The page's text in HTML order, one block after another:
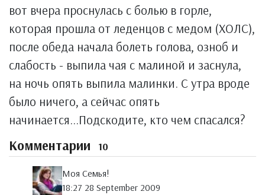
вот вчера проснулась с болью в горле,
которая прошла от леденцов с медом (ХОЛС),
после обеда начала болеть голова, озноб и
слабость - выпила чая с малиной и заснула,
на ночь опять выпила малинки. С утра вроде
было ничего, а сейчас опять
начинается...Подскодите, кто чем спасался?
Комментарии 10
Моя Семья!
18:27 28 September 2009